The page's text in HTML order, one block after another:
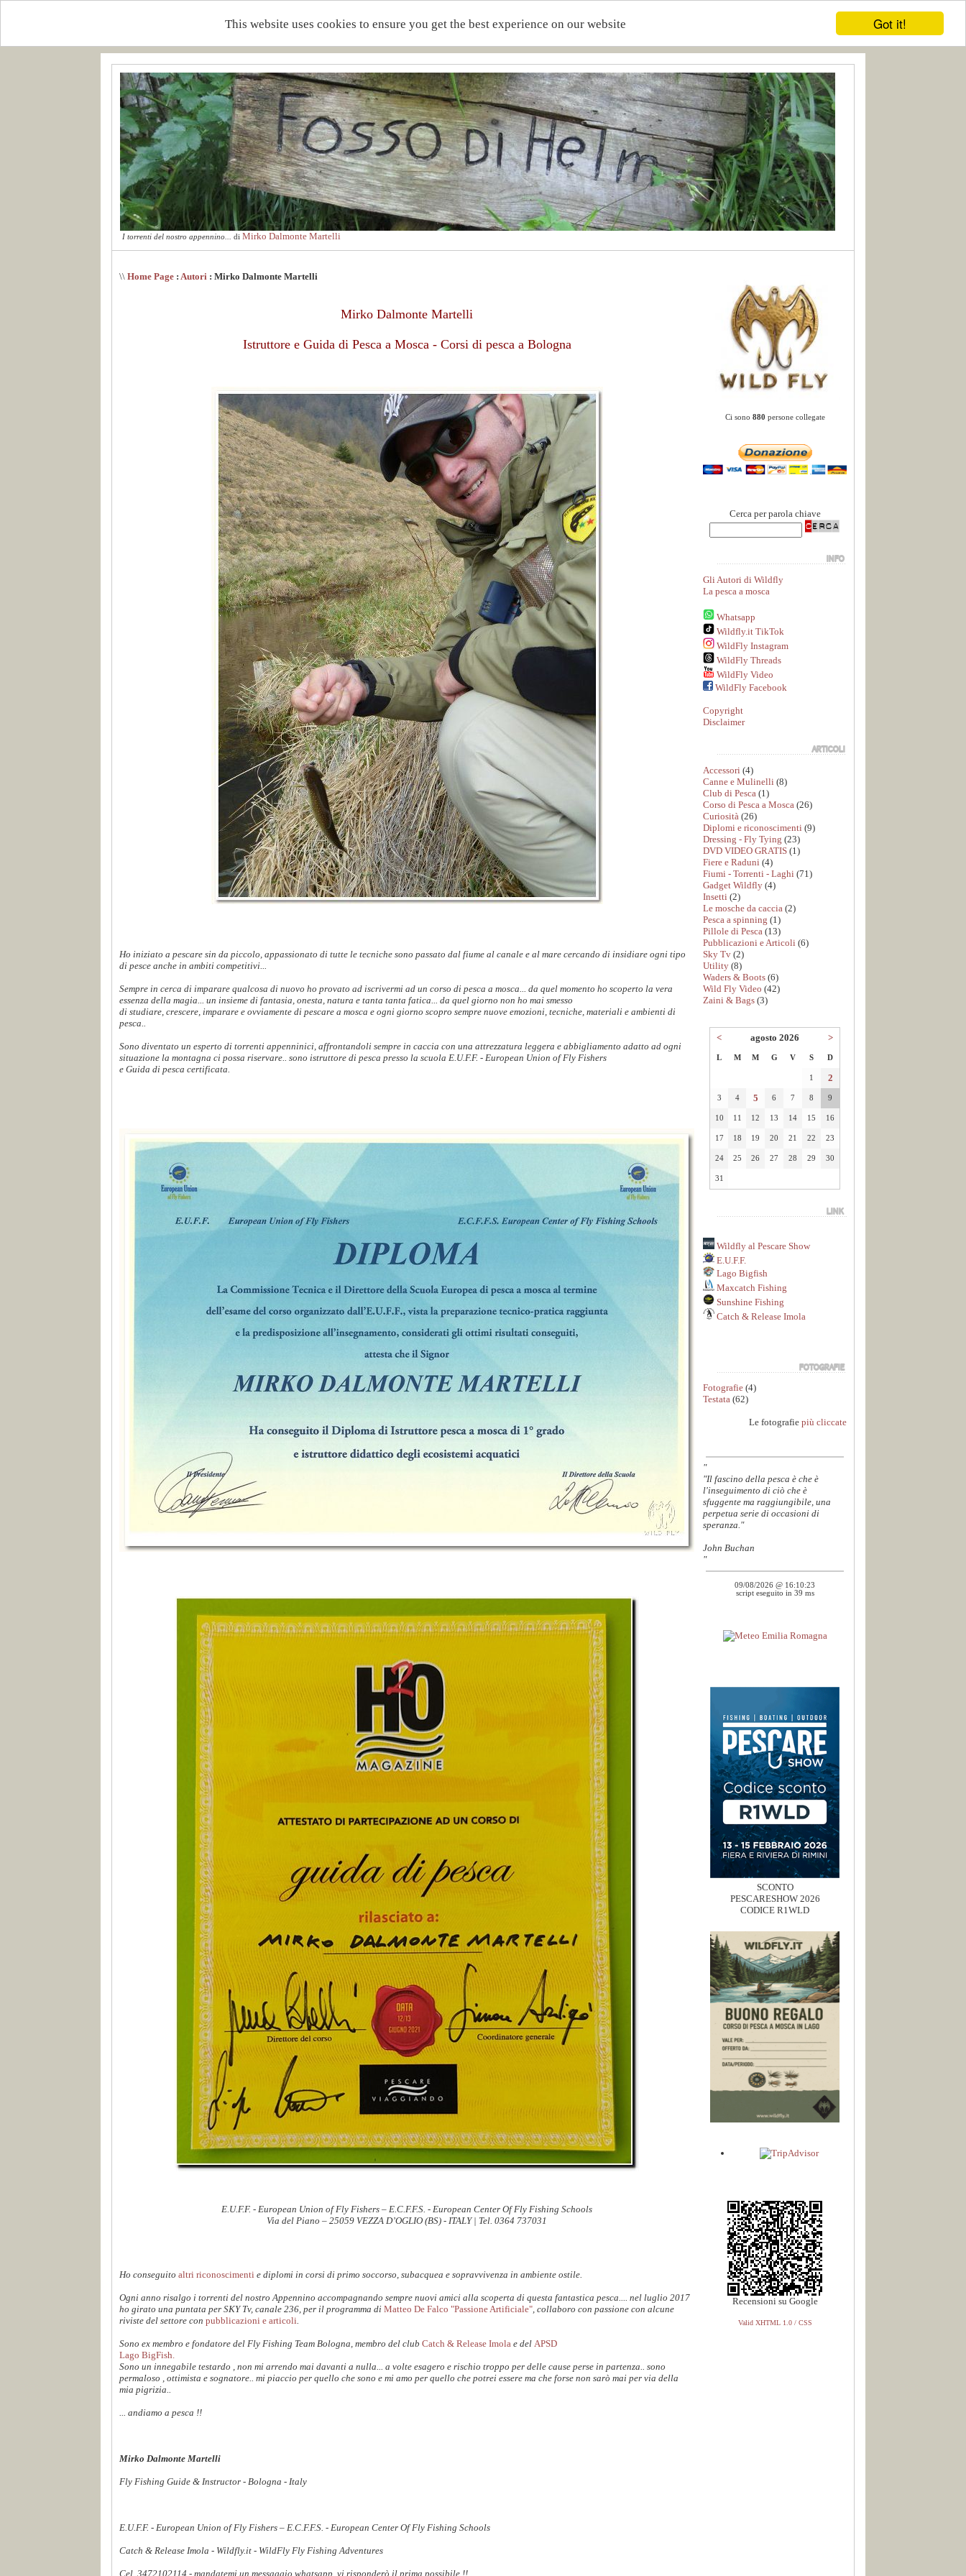
Got it!
This website uses cookies to ensure you get the best experience on our website
I torrenti del nostro appennino... di Mirko Dalmonte Martelli
\\ Home Page : Autori : Mirko Dalmonte Martelli
Mirko Dalmonte Martelli
Istruttore e Guida di Pesca a Mosca - Corsi di pesca a Bologna
Ho iniziato a pescare sin da piccolo, appassionato di tutte le tecniche sono passato dal fiume al canale e al mare cercando di insidiare ogni tipo
di pesce anche in ambiti competitivi...
Sempre in cerca di imparare qualcosa di nuovo ho provato ad iscrivermi ad un corso di pesca a mosca... da quel momento ho scoperto la vera
essenza della magia... un insieme di fantasia, onesta, natura e tanta tanta fatica... da quel giorno non ho mai smesso
di studiare, crescere, imparare e ovviamente di pescare a mosca e ogni giorno scopro sempre nuove emozioni, tecniche, materiali e ambienti di
pesca..
Sono diventato un esperto di torrenti appenninici, affrontandoli sempre in caccia con una attrezzatura leggera e abbigliamento adatto ad ogni
situazione la montagna ci possa riservare.. sono istruttore di pesca presso la scuola E.U.F.F. - European Union of Fly Fishers
e Guida di pesca certificata.
E.U.F.F. - European Union of Fly Fishers – E.C.F.F.S. - European Center Of Fly Fishing Schools
Via del Piano – 25059 VEZZA D’OGLIO (BS) - ITALY | Tel. 0364 737031
Ho conseguito altri riconoscimenti e diplomi in corsi di primo soccorso, subacquea e sopravvivenza in ambiente ostile.
Ogni anno risalgo i torrenti del nostro Appennino accompagnando sempre nuovi amici alla scoperta di questa fantastica pesca.... nel luglio 2017
ho girato una puntata per SKY Tv, canale 236, per il programma di Matteo De Falco "Passione Artificiale" , collaboro con passione con alcune
riviste del settore con pubblicazioni e articoli
Sono ex membro e fondatore del Fly Fishing Team Bologna, membro del club Catch & Release Imola e del APSD
Lago BigFish.
Sono un innegabile testardo , non mi arrendo mai davanti a nulla... a volte esagero e rischio troppo per delle cause perse in partenza.. sono
permaloso , ottimista e sognatore.. mi piaccio per quello che sono e mi amo per quello che potrei essere ma che forse non sarò mai per via della
mia pigrizia..
... andiamo a pesca !!
Mirko Dalmonte Martelli
Fly Fishing Guide & Instructor - Bologna - Italy
E.U.F.F. - European Union of Fly Fishers – E.C.F.F.S. - European Center Of Fly Fishing Schools
Catch & Release Imola - Wildfly.it - WildFly Fly Fishing Adventures
Cel. 3472102114 - mandatemi un messaggio whatsapp, vi risponderò il prima possibile !!
Ci sono 880 persone collegate
Cerca per parola chiave
Gli Autori di Wildfly
La pesca a mosca
Whatsapp
Wildfly.it TikTok
WildFly Instagram
WildFly Threads
WildFly Video
WildFly Facebook
Copyright
Disclaimer
Accessori (4)
Canne e Mulinelli (8)
Club di Pesca (1)
Corso di Pesca a Mosca (26)
Curiosità (26)
Diplomi e riconoscimenti (9)
Dressing - Fly Tying (23)
DVD VIDEO GRATIS (1)
Fiere e Raduni (4)
Fiumi - Torrenti - Laghi (71)
Gadget Wildfly (4)
Insetti (2)
Le mosche da caccia (2)
Pesca a spinning (1)
Pillole di Pesca (13)
Pubblicazioni e Articoli (6)
Sky Tv (2)
Utility (8)
Waders & Boots (6)
Wild Fly Video (42)
Zaini & Bags (3)
< agosto 2026 >
L M M G V S D
1 2
3 4 5 6 7 8 9
10 11 12 13 14 15 16
17 18 19 20 21 22 23
24 25 26 27 28 29 30
31
Wildfly al Pescare Show
E.U.F.F.
Lago Bigfish
Maxcatch Fishing
Sunshine Fishing
Catch & Release Imola
Fotografie (4)
Testata (62)
Le fotografie più cliccate
"
"Il fascino della pesca è che è
l'inseguimento di ciò che è
sfuggente ma raggiungibile, una
perpetua serie di occasioni di
speranza."
John Buchan
"
09/08/2026 @ 16:10:23
script eseguito in 39 ms
SCONTO
PESCARESHOW 2026
CODICE R1WLD
Recensioni su Google
Valid XHTML 1.0 / CSS